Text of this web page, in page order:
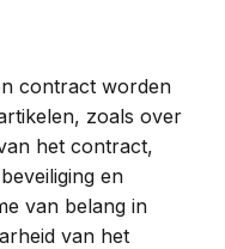
contract worden
zoals over
het contract,
en
van belang in
van het